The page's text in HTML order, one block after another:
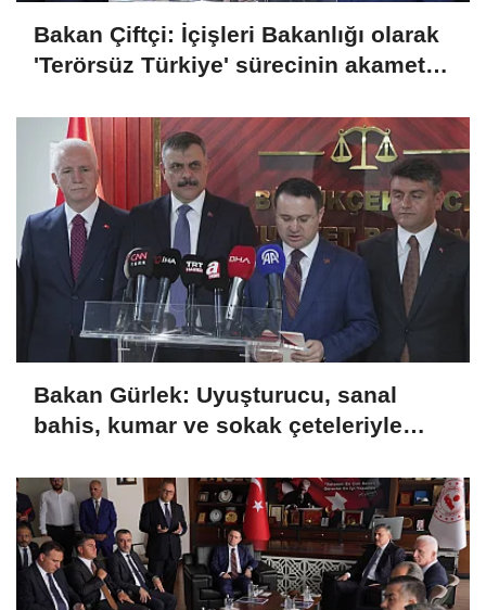
Bakan Çiftçi: İçişleri Bakanlığı olarak
'Terörsüz Türkiye' sürecinin akamete
takip ediyoruz
Bakan Gürlek: Uyuşturucu, sanal
bahis, kumar ve sokak çeteleriyle
geçeceğiz